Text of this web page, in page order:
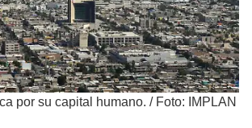
por su capital humano. / Foto: IMPLAN